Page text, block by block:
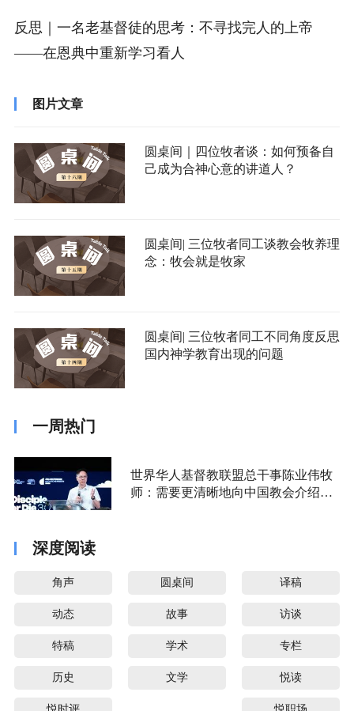
反思｜一名老基督徒的思考：不寻找完人的上帝
——在恩典中重新学习看人
图片文章
圆桌间｜四位牧者谈：如何预备自
己成为合神心意的讲道人？
圆桌间| 三位牧者同工谈教会牧养理
念：牧会就是牧家
圆桌间| 三位牧者同工不同角度反思
国内神学教育出现的问题
一周热门
世界华人基督教联盟总干事陈业伟牧
师：需要更清晰地向中国教会介绍福
深度阅读
角声 圆桌间 译稿
动态 故事 访谈
特稿 学术 专栏
历史 文学 悦读